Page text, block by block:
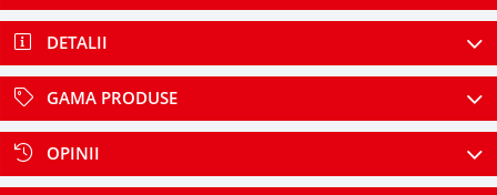
DETALII
GAMA PRODUSE
OPINII